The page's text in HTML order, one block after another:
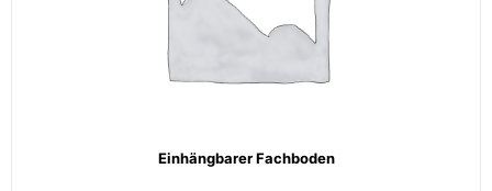
Einhängbarer Fachboden